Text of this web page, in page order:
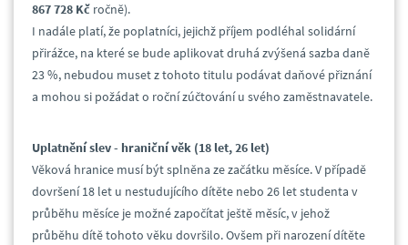
867 728 Kč ročně).
I nadále platí, že poplatníci, jejichž příjem podléhal solidární
přirážce, na které se bude aplikovat druhá zvýšená sazba daně
23 %, nebudou muset z tohoto titulu podávat daňové přiznání
a mohou si požádat o roční zúčtování u svého zaměstnavatele.
Uplatnění slev - hraniční věk (18 let, 26 let)
Věková hranice musí být splněna ze začátku měsíce. V případě
dovršení 18 let u nestudujícího dítěte nebo 26 let studenta v
průběhu měsíce je možné započítat ještě měsíc, v jehož
průběhu dítě tohoto věku dovršilo. Ovšem při narození dítěte